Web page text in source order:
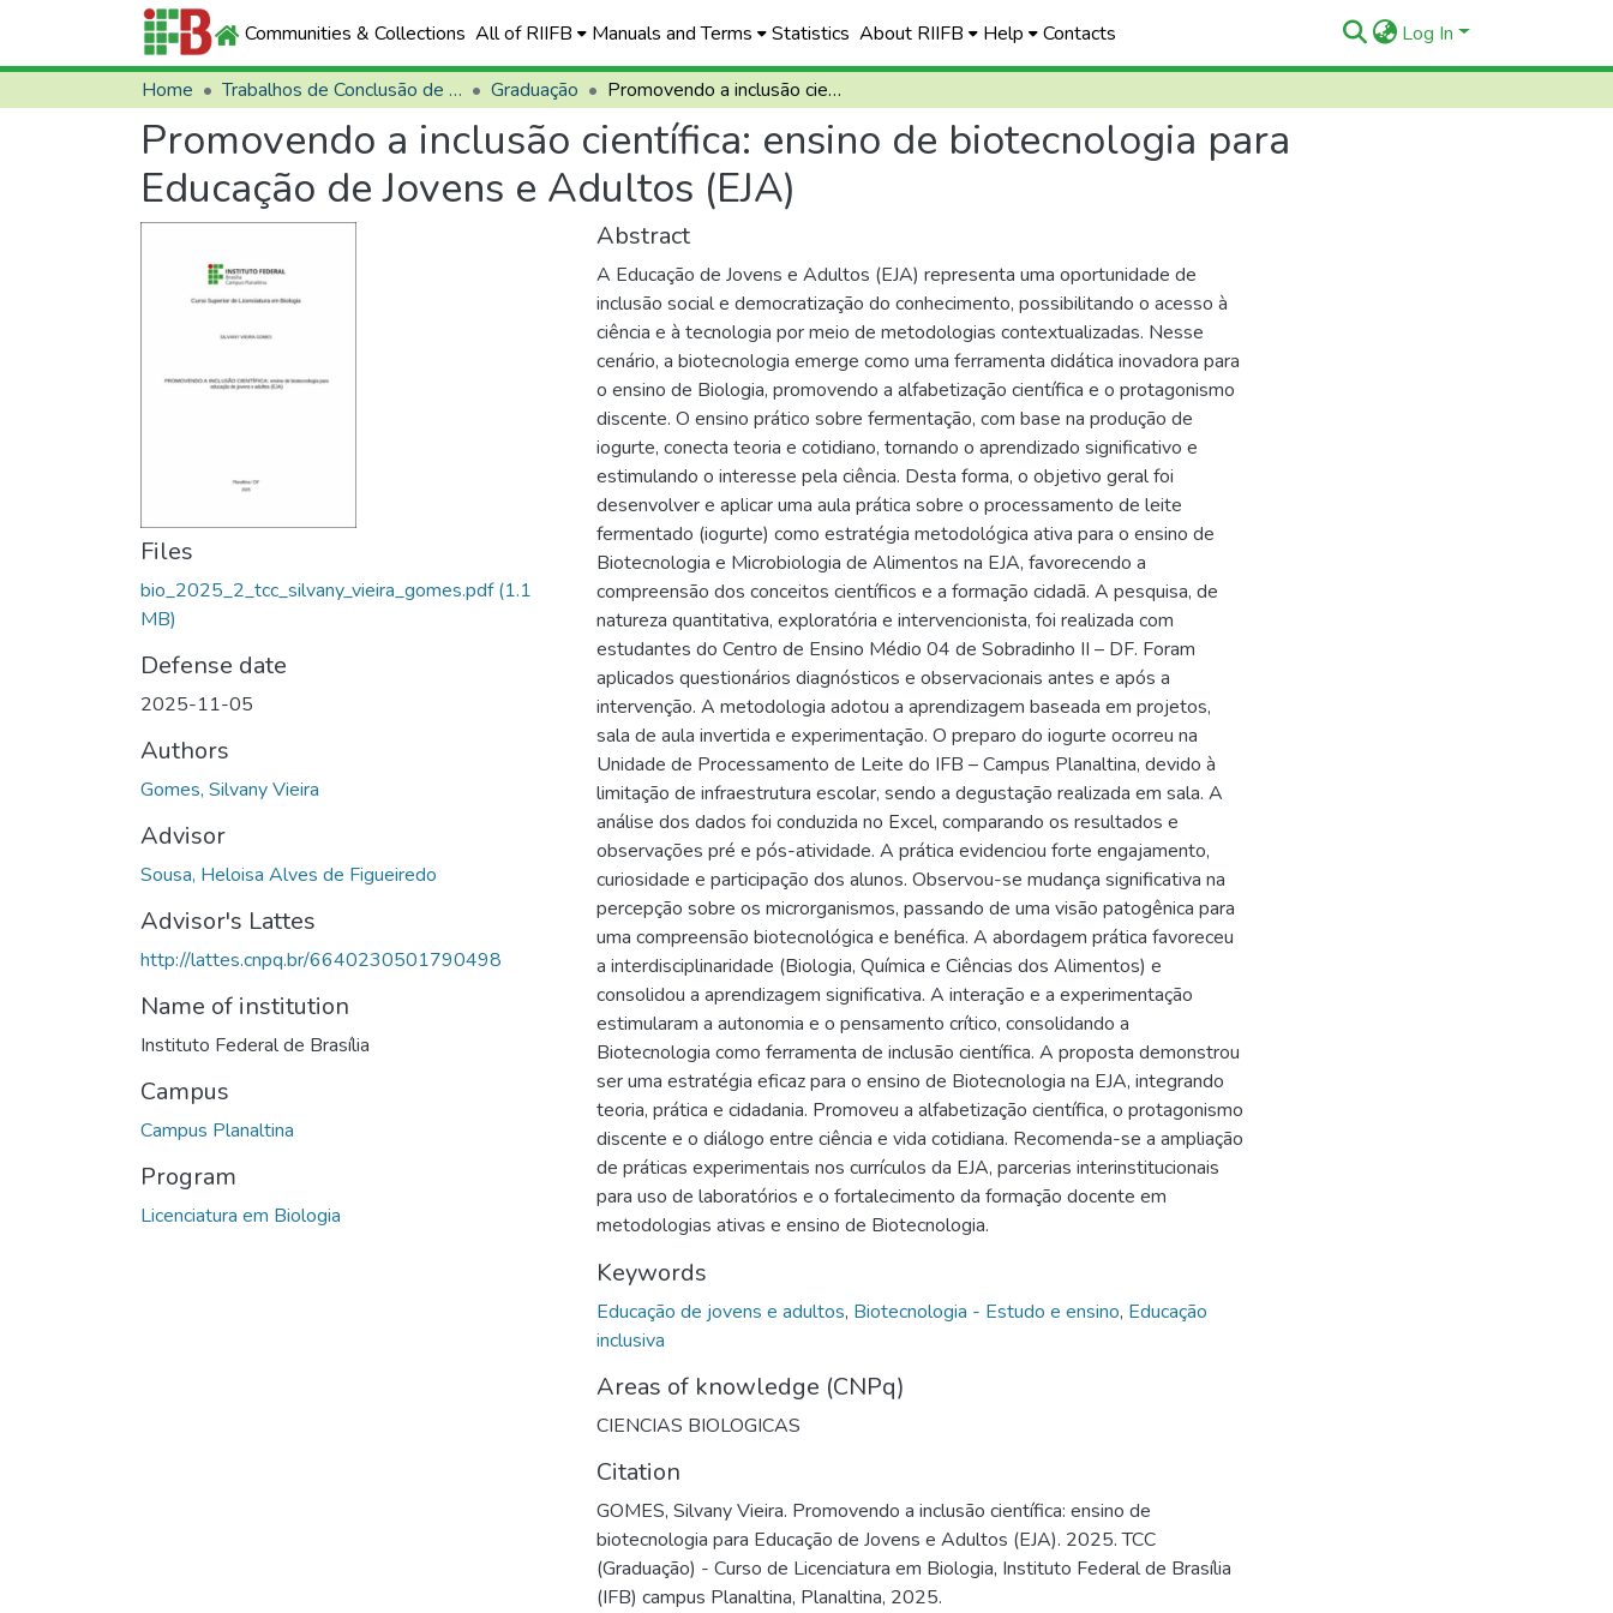
Communities & Collections All of RIIFB Manuals and Terms Statistics About RIIFB Help Contacts Log In
Home Trabalhos de Conclusão de Curso (TCCs) Graduação Promovendo a inclusão científica: ensino de biotecnologia para Educação de Jovens e Adultos (EJA)
Promovendo a inclusão científica: ensino de biotecnologia para
Educação de Jovens e Adultos (EJA)
Files
bio_2025_2_tcc_silvany_vieira_gomes.pdf(1.1
MB)
Defense date
2025-11-05
Authors
Gomes, Silvany Vieira
Advisor
Sousa, Heloisa Alves de Figueiredo
Advisor's Lattes
http://lattes.cnpq.br/6640230501790498
Name of institution
Instituto Federal de Brasília
Campus
Campus Planaltina
Program
Licenciatura em Biologia
Abstract
A Educação de Jovens e Adultos (EJA) representa uma oportunidade de
inclusão social e democratização do conhecimento, possibilitando o acesso à
ciência e à tecnologia por meio de metodologias contextualizadas. Nesse
cenário, a biotecnologia emerge como uma ferramenta didática inovadora para
o ensino de Biologia, promovendo a alfabetização científica e o protagonismo
discente. O ensino prático sobre fermentação, com base na produção de
iogurte, conecta teoria e cotidiano, tornando o aprendizado significativo e
estimulando o interesse pela ciência. Desta forma, o objetivo geral foi
desenvolver e aplicar uma aula prática sobre o processamento de leite
fermentado (iogurte) como estratégia metodológica ativa para o ensino de
Biotecnologia e Microbiologia de Alimentos na EJA, favorecendo a
compreensão dos conceitos científicos e a formação cidadã. A pesquisa, de
natureza quantitativa, exploratória e intervencionista, foi realizada com
estudantes do Centro de Ensino Médio 04 de Sobradinho II – DF. Foram
aplicados questionários diagnósticos e observacionais antes e após a
intervenção. A metodologia adotou a aprendizagem baseada em projetos,
sala de aula invertida e experimentação. O preparo do iogurte ocorreu na
Unidade de Processamento de Leite do IFB – Campus Planaltina, devido à
limitação de infraestrutura escolar, sendo a degustação realizada em sala. A
análise dos dados foi conduzida no Excel, comparando os resultados e
observações pré e pós-atividade. A prática evidenciou forte engajamento,
curiosidade e participação dos alunos. Observou-se mudança significativa na
percepção sobre os microrganismos, passando de uma visão patogênica para
uma compreensão biotecnológica e benéfica. A abordagem prática favoreceu
a interdisciplinaridade (Biologia, Química e Ciências dos Alimentos) e
consolidou a aprendizagem significativa. A interação e a experimentação
estimularam a autonomia e o pensamento crítico, consolidando a
Biotecnologia como ferramenta de inclusão científica. A proposta demonstrou
ser uma estratégia eficaz para o ensino de Biotecnologia na EJA, integrando
teoria, prática e cidadania. Promoveu a alfabetização científica, o protagonismo
discente e o diálogo entre ciência e vida cotidiana. Recomenda-se a ampliação
de práticas experimentais nos currículos da EJA, parcerias interinstitucionais
para uso de laboratórios e o fortalecimento da formação docente em
metodologias ativas e ensino de Biotecnologia.
Keywords
Educação de jovens e adultos, Biotecnologia - Estudo e ensino, Educação
inclusiva
Areas of knowledge (CNPq)
CIENCIAS BIOLOGICAS
Citation
GOMES, Silvany Vieira. Promovendo a inclusão científica: ensino de
biotecnologia para Educação de Jovens e Adultos (EJA). 2025. TCC
(Graduação) - Curso de Licenciatura em Biologia, Instituto Federal de Brasília
(IFB) campus Planaltina, Planaltina, 2025.